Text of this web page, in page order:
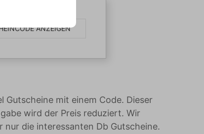
ANZEIGEN
Gutscheine mit einem Code. Dieser
wird der Preis reduziert. Wir
nur die interessanten Db Gutscheine.